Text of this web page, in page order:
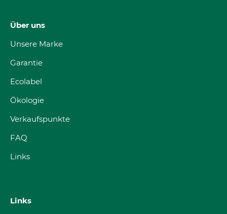
Über uns
Unsere Marke
Garantie
Ecolabel
Ökologie
Verkaufspunkte
FAQ
Links
Links